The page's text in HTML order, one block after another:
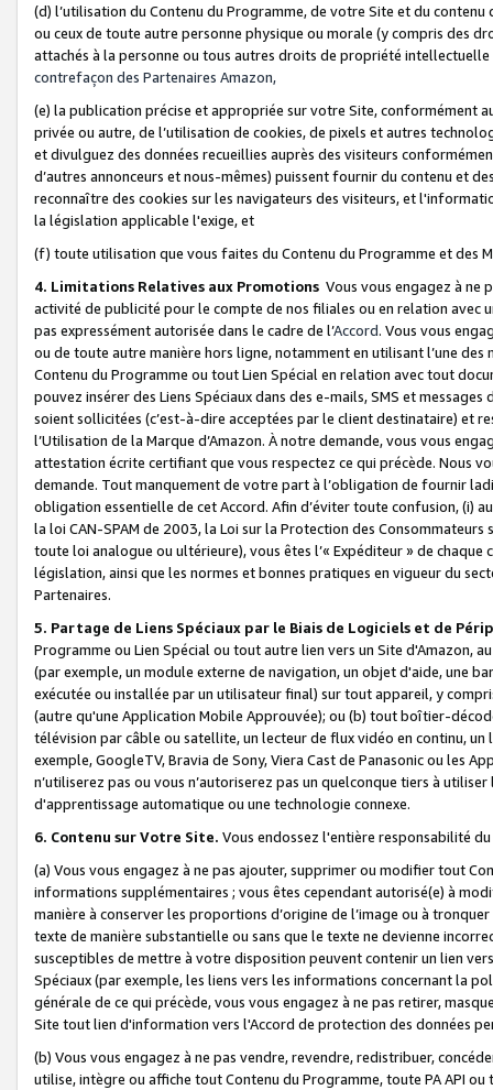
(d) l’utilisation du Contenu du Programme, de votre Site et du
ou ceux de toute autre personne physique ou morale (y compris des
attachés à la personne ou tous autres droits de propriété
contrefaçon des Partenaires Amazon,
(e) la publication précise et appropriée sur votre Site, conformément
privée ou autre, de l’utilisation de cookies, de pixels et autres
et divulguez des données recueillies auprès des visiteurs
d’autres annonceurs et nous-mêmes) puissent fournir du contenu et
reconnaître des cookies sur les navigateurs des visiteurs, et
la législation applicable l'exige, et
(f) toute utilisation que vous faites du Contenu du Programme et des
4. Limitations Relatives aux Promotions Vous vous engagez à ne
activité de publicité pour le compte de nos filiales ou en relation avec
pas expressément autorisée dans le cadre de l’Accord. Vous vous
ou de toute autre manière hors ligne, notamment en utilisant l’une
Contenu du Programme ou tout Lien Spécial en relation avec tout
pouvez insérer des Liens Spéciaux dans des e-mails, SMS et
soient sollicitées (c’est-à-dire acceptées par le client destinataire) et
l’Utilisation de la Marque d’Amazon. À notre demande, vous vous
attestation écrite certifiant que vous respectez ce qui précède. Nous
demande. Tout manquement de votre part à l’obligation de fournir
obligation essentielle de cet Accord. Afin d’éviter toute confusion, (i)
la loi CAN-SPAM de 2003, la Loi sur la Protection des
toute loi analogue ou ultérieure), vous êtes l’« Expéditeur » de
législation, ainsi que les normes et bonnes pratiques en vigueur du
Partenaires.
5. Partage de Liens Spéciaux par le Biais de Logiciels et de
Programme ou Lien Spécial ou tout autre lien vers un Site d'Amazon,
(par exemple, un module externe de navigation, un objet d'aide, une
exécutée ou installée par un utilisateur final) sur tout appareil, y
(autre qu'une Application Mobile Approuvée); ou (b) tout boîtier-
télévision par câble ou satellite, un lecteur de flux vidéo en continu,
exemple, GoogleTV, Bravia de Sony, Viera Cast de Panasonic ou les
n’utiliserez pas ou vous n’autoriserez pas un quelconque tiers à
d'apprentissage automatique ou une technologie connexe.
6. Contenu sur Votre Site. Vous endossez l'entière responsabilité
(a) Vous vous engagez à ne pas ajouter, supprimer ou modifier tout
informations supplémentaires ; vous êtes cependant autorisé(e) à
manière à conserver les proportions d’origine de l’image ou à
texte de manière substantielle ou sans que le texte ne devienne
susceptibles de mettre à votre disposition peuvent contenir un lien
Spéciaux (par exemple, les liens vers les informations concernant la
générale de ce qui précède, vous vous engagez à ne pas retirer,
Site tout lien d'information vers l'Accord de protection des données
(b) Vous vous engagez à ne pas vendre, revendre, redistribuer,
utilise, intègre ou affiche tout Contenu du Programme, toute PA API